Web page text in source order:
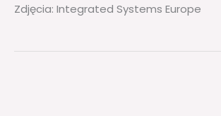
Zdjęcia: Integrated Systems Europe